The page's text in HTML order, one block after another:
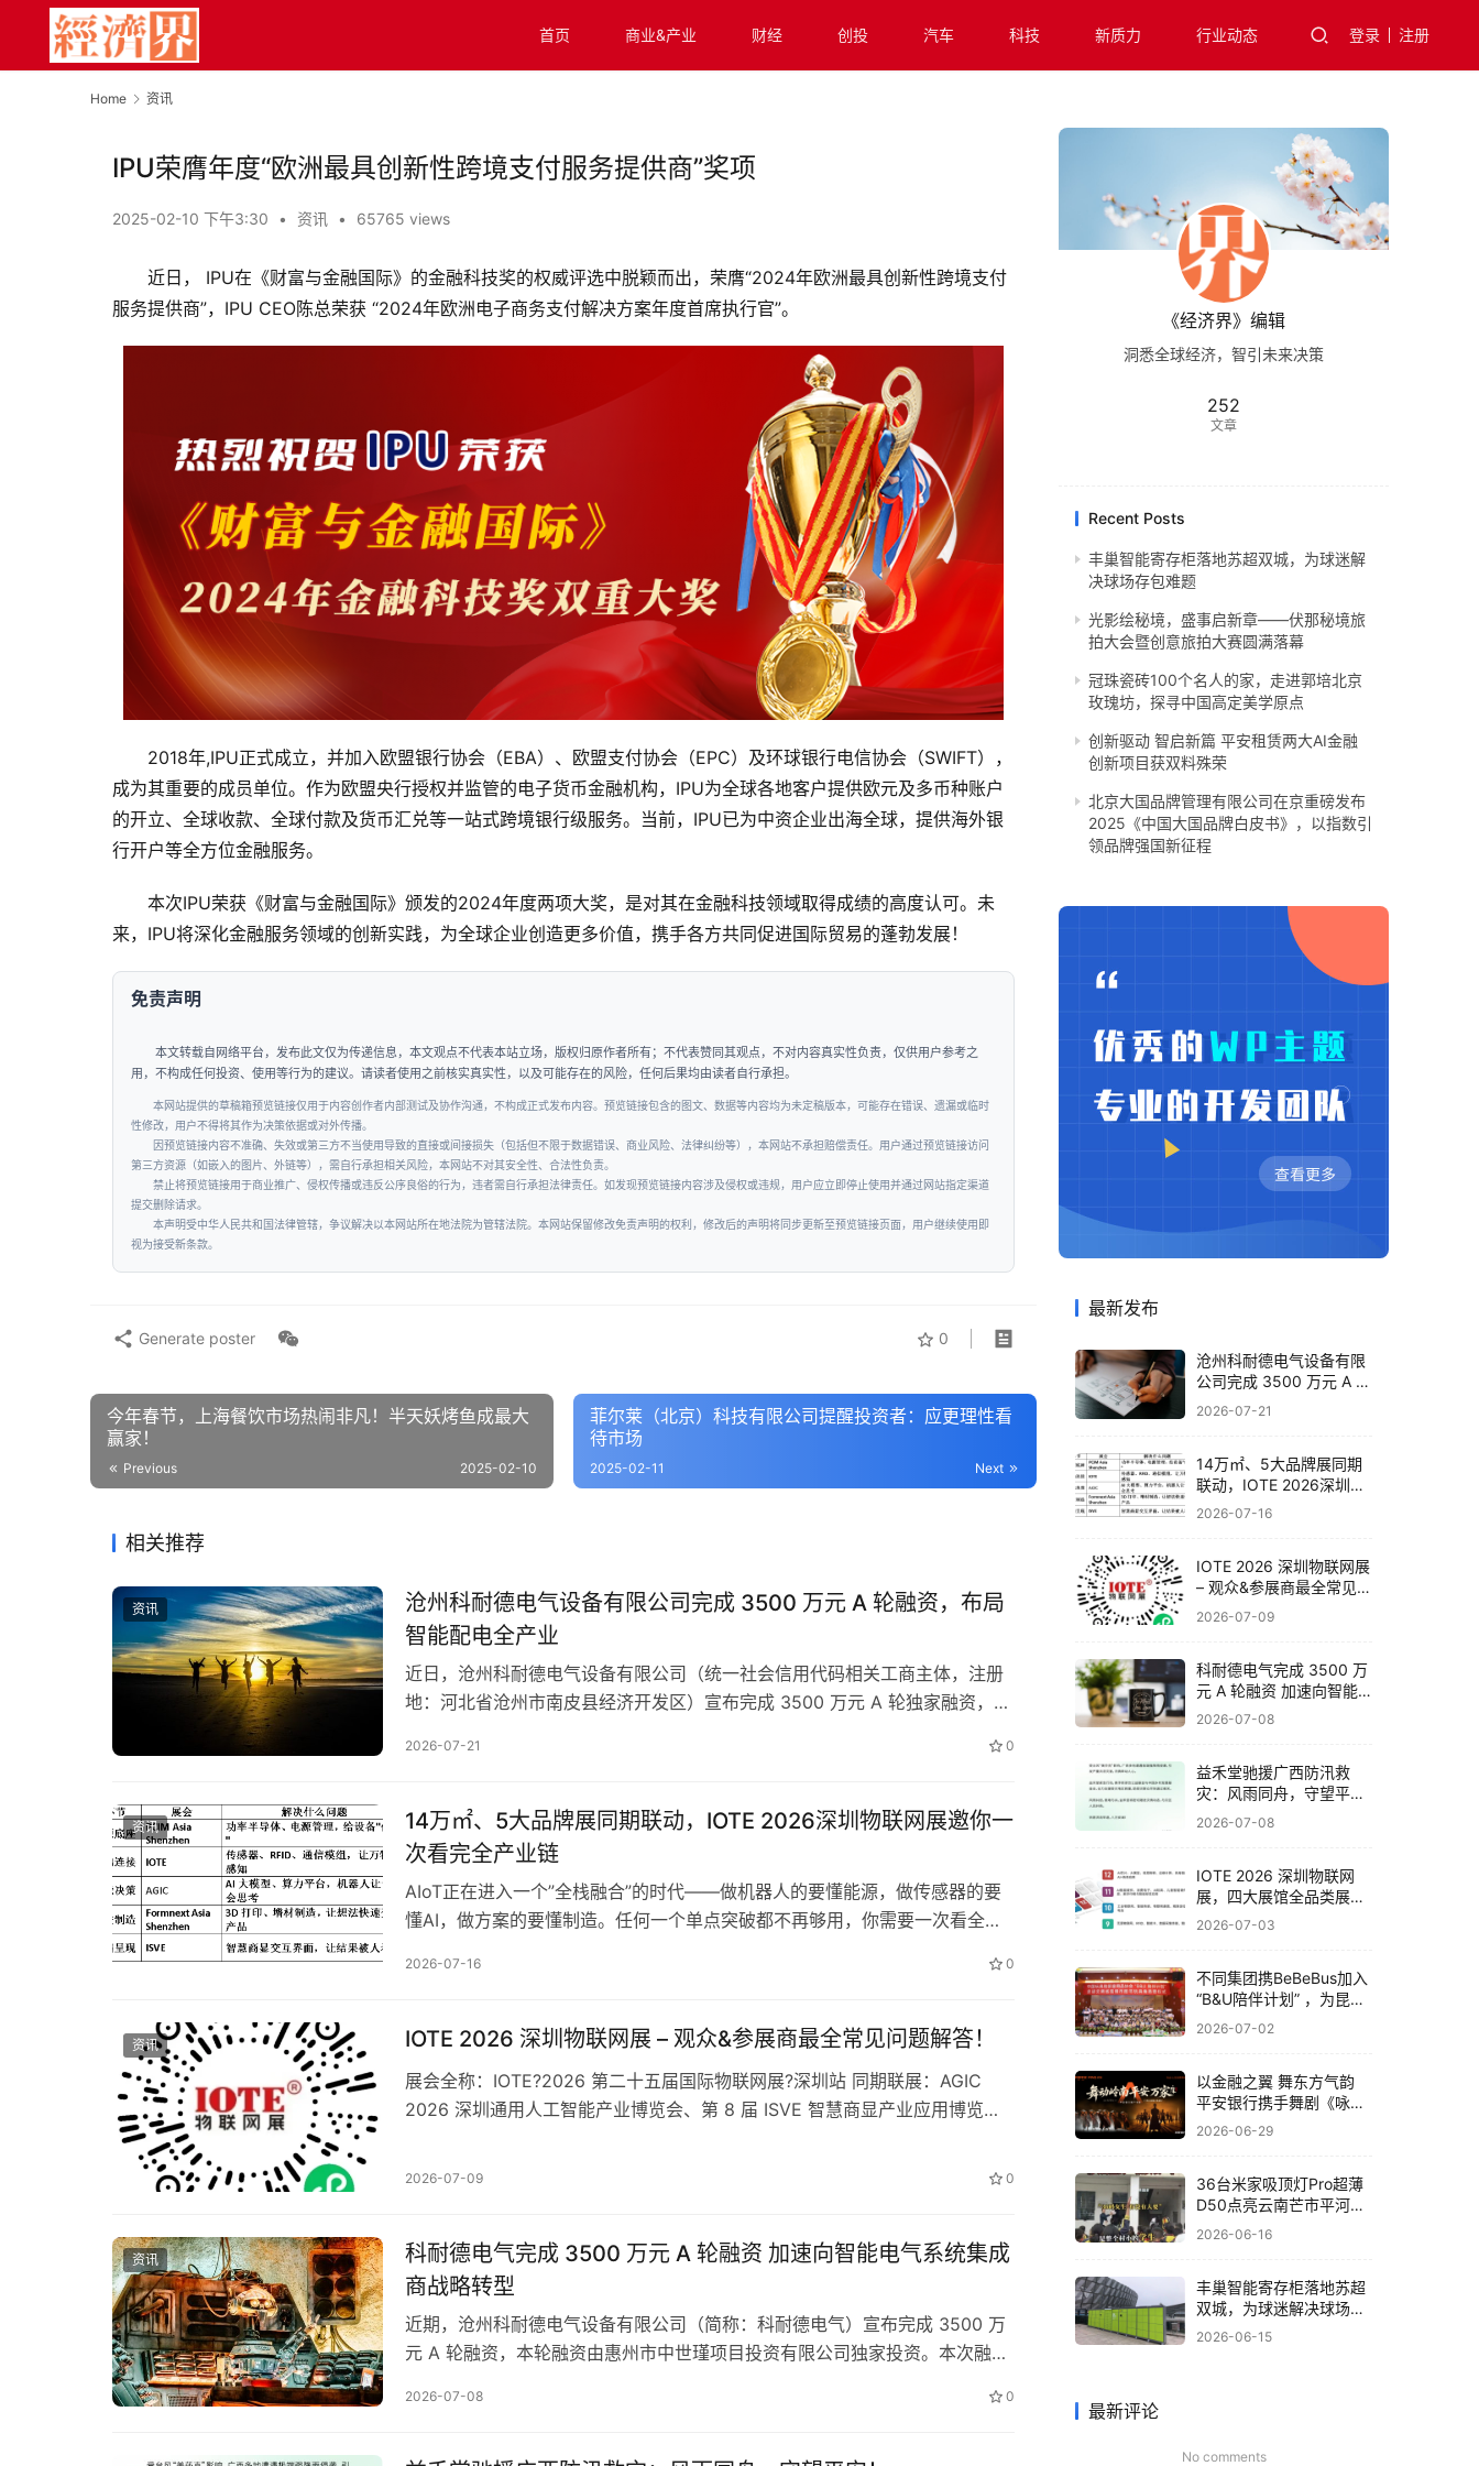
首页 商业&产业 财经 创投 汽车 科技 新质力 行业动态 登录 注册
Home 资讯
IPU荣膺年度“欧洲最具创新性跨境支付服务提供商”奖项
2025-02-10 下午3:30 • 资讯 • 65765 views
近日， IPU在《财富与金融国际》的金融科技奖的权威评选中脱颖而出，荣膺“2024年欧洲最具创新性跨境支付
服务提供商”，IPU CEO陈总荣获 “2024年欧洲电子商务支付解决方案年度首席执行官”。
2018年,IPU正式成立，并加入欧盟银行协会（EBA）、欧盟支付协会（EPC）及环球银行电信协会（SWIFT），
成为其重要的成员单位。作为欧盟央行授权并监管的电子货币金融机构，IPU为全球各地客户提供欧元及多币种账户
的开立、全球收款、全球付款及货币汇兑等一站式跨境银行级服务。当前，IPU已为中资企业出海全球，提供海外银
行开户等全方位金融服务。
本次IPU荣获《财富与金融国际》颁发的2024年度两项大奖，是对其在金融科技领域取得成绩的高度认可。未
来，IPU将深化金融服务领域的创新实践，为全球企业创造更多价值，携手各方共同促进国际贸易的蓬勃发展！
免责声明
本文转载自网络平台，发布此文仅为传递信息，本文观点不代表本站立场，版权归原作者所有；不代表赞同其观点，不对内容真实性负责，仅供用户参考之
用，不构成任何投资、使用等行为的建议。请读者使用之前核实真实性，以及可能存在的风险，任何后果均由读者自行承担。
本网站提供的草稿箱预览链接仅用于内容创作者内部测试及协作沟通，不构成正式发布内容。预览链接包含的图文、数据等内容均为未定稿版本，可能存在错误、遗漏或临时
性修改，用户不得将其作为决策依据或对外传播。
因预览链接内容不准确、失效或第三方不当使用导致的直接或间接损失（包括但不限于数据错误、商业风险、法律纠纷等），本网站不承担赔偿责任。用户通过预览链接访问
第三方资源（如嵌入的图片、外链等），需自行承担相关风险，本网站不对其安全性、合法性负责。
禁止将预览链接用于商业推广、侵权传播或违反公序良俗的行为，违者需自行承担法律责任。如发现预览链接内容涉及侵权或违规，用户应立即停止使用并通过网站指定渠道
提交删除请求。
本声明受中华人民共和国法律管辖，争议解决以本网站所在地法院为管辖法院。本网站保留修改免责声明的权利，修改后的声明将同步更新至预览链接页面，用户继续使用即
视为接受新条款。
0
Generate poster
今年春节，上海餐饮市场热闹非凡！半天妖烤鱼成最大
赢家！
Previous 2025-02-10
菲尔莱（北京）科技有限公司提醒投资者：应更理性看
待市场
Next
2025-02-11
相关推荐
资讯
沧州科耐德电气设备有限公司完成 3500 万元 A 轮融资，布局
智能配电全产业
近日，沧州科耐德电气设备有限公司（统一社会信用代码相关工商主体，注册
地：河北省沧州市南皮县经济开发区）宣布完成 3500 万元 A 轮独家融资，本
智能产线升级、国内外市场拓展及电力运维服务体系搭建。 工商信息显示，沧
2026-07-21 0
资讯
14万㎡、5大品牌展同期联动，IOTE 2026深圳物联网展邀你一
次看完全产业链
AIoT正在进入一个”全栈融合”的时代——做机器人的要懂能源，做传感器的要
懂AI，做方案的要懂制造。任何一个单点突破都不再够用，你需要一次看全整
站，联合AGIC通用人工智能展、ISVE智慧商显展，以及法兰克福展览集团旗下
2026-07-16 0
资讯 IOTE 2026 深圳物联网展 – 观众&参展商最全常见问题解答！
展会全称：IOTE?2026 第二十五届国际物联网展?深圳站 同期联展：AGIC
2026 深圳通用人工智能产业博览会、第 8 届 ISVE 智慧商显产业应用博览会
新馆，9/10/11/12 四大展馆，8 万㎡展览面积） 展会规模：1000家+全球参展
2026-07-09 0
资讯
科耐德电气完成 3500 万元 A 轮融资 加速向智能电气系统集成
商战略转型
近期，沧州科耐德电气设备有限公司（简称：科耐德电气）宣布完成 3500 万
元 A 轮融资，本轮融资由惠州市中世瑾项目投资有限公司独家投资。本次融资
助力公司加快从通用电气设备制造商向智能电气解决方案集成商转型，夯实在
2026-07-08 0
《经济界》编辑
洞悉全球经济，智引未来决策
252
文章
Recent Posts
丰巢智能寄存柜落地苏超双城，为球迷解
决球场存包难题
光影绘秘境，盛事启新章——伏那秘境旅
拍大会暨创意旅拍大赛圆满落幕
冠珠瓷砖100个名人的家，走进郭培北京
玫瑰坊，探寻中国高定美学原点
创新驱动 智启新篇 平安租赁两大AI金融
创新项目获双料殊荣
北京大国品牌管理有限公司在京重磅发布
2025《中国大国品牌白皮书》，以指数引
领品牌强国新征程
最新发布
沧州科耐德电气设备有限
公司完成 3500 万元 A 轮
融资，布局智能配电全产
2026-07-21
14万㎡、5大品牌展同期
联动，IOTE 2026深圳物
联网展邀你一次看完全产
2026-07-16
IOTE 2026 深圳物联网展
– 观众&参展商最全常见问
题解答！
2026-07-09
科耐德电气完成 3500 万
元 A 轮融资 加速向智能
电气系统集成商战略转型
2026-07-08
​益禾堂驰援广西防汛救
灾：风雨同舟，守望平
安！
2026-07-08
IOTE 2026 深圳物联网
展，四大展馆全品类展品
与头部企业一览！
2026-07-03
不同集团携BeBeBus加入
“B&U陪伴计划” ，为昆明
孤残儿童送关爱
2026-07-02
以金融之翼 舞东方气韵
平安银行携手舞剧《咏
春》共筑非遗文化新体验
2026-06-29
36台米家吸顶灯Pro超薄
D50点亮云南芒市平河小
学，小米为大山孩子送去
2026-06-16
丰巢智能寄存柜落地苏超
双城，为球迷解决球场存
包难题
2026-06-15
最新评论
No comments